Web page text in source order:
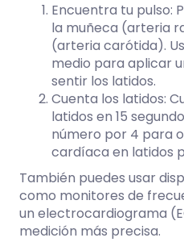
Encuentra tu pulso:
la muñeca (arteria
(arteria carótida).
medio para aplicar
sentir los latidos.
Cuenta los latidos:
latidos en 15
número por 4 para
cardíaca en latidos
También puedes usar
como monitores de
un electrocardiograma
medición más precisa.